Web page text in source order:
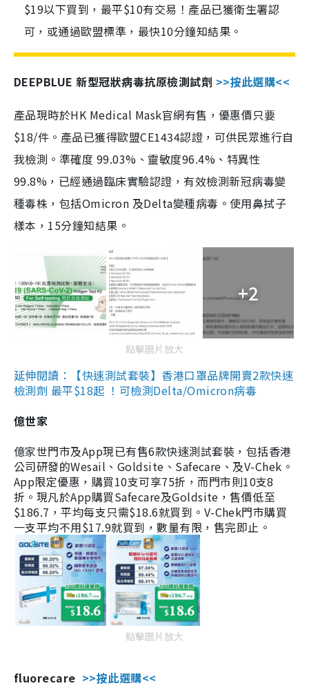
$19以下買到，最平$10有交易！產品已獲衛生署認
可，或通過歐盟標準，最快10分鐘知結果。
DEEPBLUE 新型冠狀病毒抗原檢測試劑 >>按此選購<<
產品現時於HK Medical Mask官網有售，優惠價只要
$18/件。產品已獲得歐盟CE1434認證，可供民眾進行自
我檢測。準確度 99.03%、靈敏度96.4%、特異性
99.8%，已經通過臨床實驗認證，有效檢測新冠病毒變
種毒株，包括Omicron 及Delta變種病毒。使用鼻拭子
樣本，15分鐘知結果。
+2
點擊圖片放大
延伸閱讀：【快速測試套裝】香港口罩品牌開賣2款快速
檢測劑 最平$18起 ！可檢測Delta/Omicron病毒
億世家
億家世門市及App現已有售6款快速測試套裝，包括香港
公司研發的Wesail、Goldsite、Safecare、及V-Chek。
App限定優惠，購買10支可享75折，而門市則10支8
折。現凡於App購買Safecare及Goldsite，售價低至
$186.7，平均每支只需$18.6就買到。V-Chek門市購買
一支平均不用$17.9就買到，數量有限，售完即止。
點擊圖片放大
fluorecare >>按此選購<<